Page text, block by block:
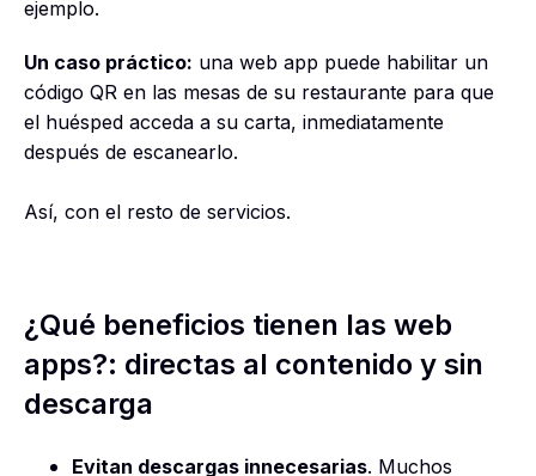
ejemplo.
Un caso práctico: una web app puede habilitar un
código QR en las mesas de su restaurante para que
el huésped acceda a su carta, inmediatamente
después de escanearlo.
Así, con el resto de servicios.
¿Qué beneficios tienen las web
apps?: directas al contenido y sin
descarga
Evitan descargas innecesarias. Muchos